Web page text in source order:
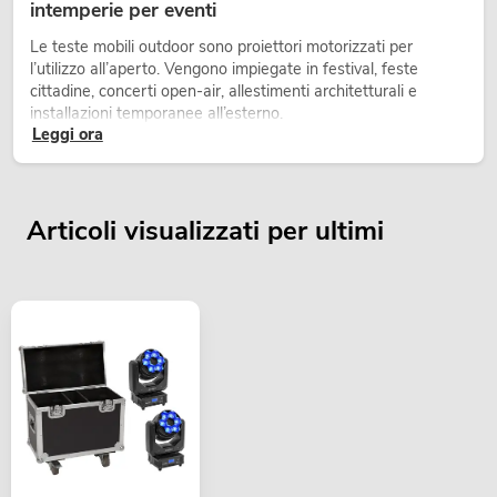
intemperie per eventi
Le teste mobili outdoor sono proiettori motorizzati per
l’utilizzo all’aperto. Vengono impiegate in festival, feste
cittadine, concerti open-air, allestimenti architetturali e
installazioni temporanee all’esterno.
Leggi ora
Articoli visualizzati per ultimi